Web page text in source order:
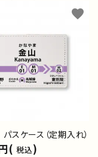
スケース（定期入れ）
( 税込)
favorite